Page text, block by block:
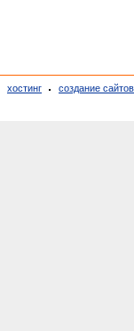
хостинг создание сайтов